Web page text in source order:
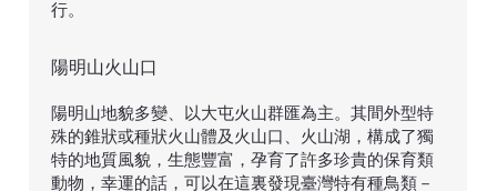
行。
陽明山地貌多變、以大屯火山群匯為主。其間外型特
殊的錐狀或種狀火山體及火山口、火山湖，構成了獨
特的地質風貌，生態豐富，孕育了許多珍貴的保育類
動物，幸運的話，可以在這裏發現臺灣特有種鳥類－
陽明山火山口